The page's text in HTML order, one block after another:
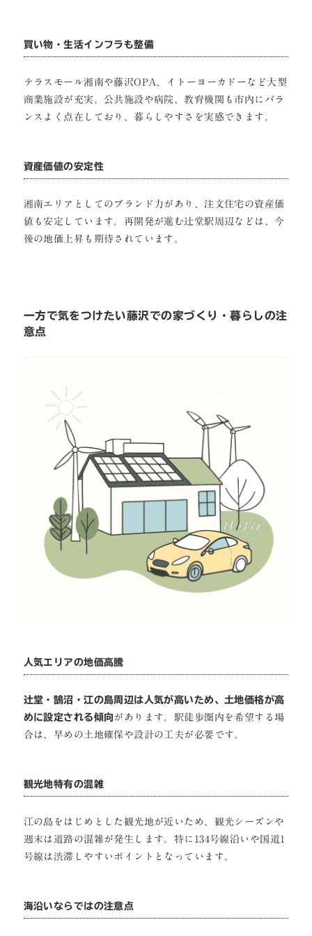
買い物・生活インフラも整備
テラスモール湘南や藤沢OPA、イトーヨーカドーなど大型
商業施設が充実。公共施設や病院、教育機関も市内にバラ
ンスよく点在しており、暮らしやすさを実感できます。
資産価値の安定性
湘南エリアとしてのブランド力があり、注文住宅の資産価
値も安定しています。再開発が進む辻堂駅周辺などは、今
後の地価上昇も期待されています。
一方で気をつけたい藤沢での家づくり・暮らしの注
意点
人気エリアの地価高騰
辻堂・鵠沼・江の島周辺は人気が高いため、土地価格が高
めに設定される傾向 があります。駅徒歩圏内を希望する場
合は、早めの土地確保や設計の工夫が必要です。
観光地特有の混雑
江の島をはじめとした観光地が近いため、観光シーズンや
週末は道路の混雑が発生します。特に134号線沿いや国道1
号線は渋滞しやすいポイントとなっています。
海沿いならではの注意点